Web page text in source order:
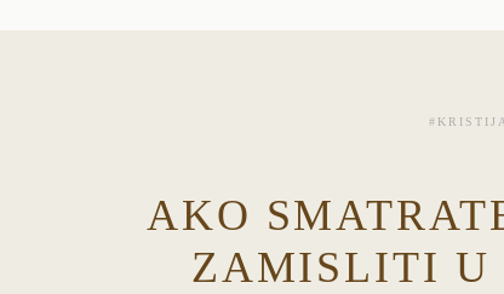
AKO
ZAMISLITI U